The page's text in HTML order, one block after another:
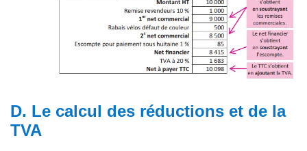
D. Le calcul des réductions et de la
TVA